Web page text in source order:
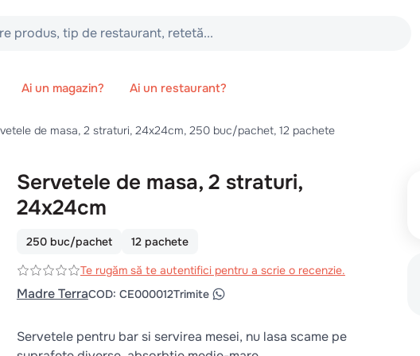
tip de restaurant, retetă...
Ai un magazin? Ai un restaurant?
de masa, 2 straturi, 24x24cm, 250 buc/pachet, 12 pachete
Servetele de masa, 2 straturi,
24x24cm
250 buc/pachet 12 pachete
Te rugăm să te autentifici pentru a scrie o recenzie.
Madre TerraCOD: CE000012Trimite
Servetele pentru bar si servirea mesei, nu lasa scame pe